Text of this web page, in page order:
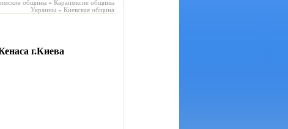
общины» Караимксие общины
Украины» Киевская община
г.Киева